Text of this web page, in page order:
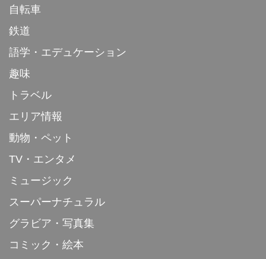
自転車
鉄道
語学・エデュケーション
趣味
トラベル
エリア情報
動物・ペット
TV・エンタメ
ミュージック
スーパーナチュラル
グラビア・写真集
コミック・絵本